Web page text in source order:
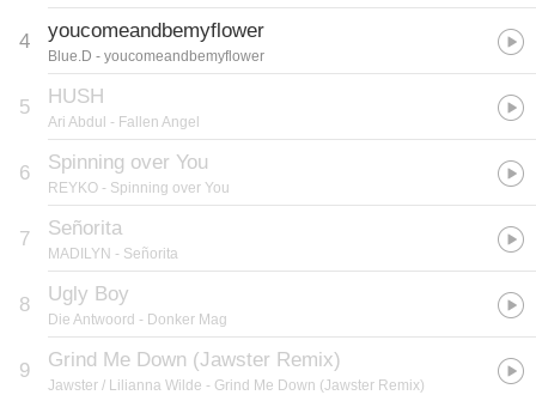
4 youcomeandbemyflower
Blue.D - youcomeandbemyflower
5 HUSH
Ari Abdul - Fallen Angel
6 Spinning over You
REYKO - Spinning over You
7 Señorita
MADILYN - Señorita
8 Ugly Boy
Die Antwoord - Donker Mag
9 Grind Me Down (Jawster Remix)
Jawster / Lilianna Wilde - Grind Me Down (Jawster Remix)